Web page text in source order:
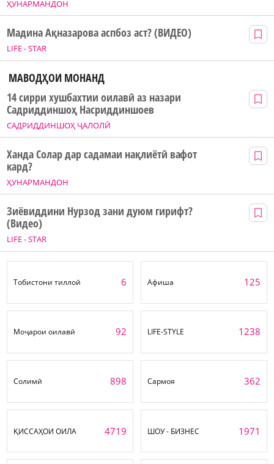
ҲУНАРМАНДОН
LIFE - STAR
Мадина Ақназарова аспбоз аст? (ВИДЕО)
МАВОДҲОИ МОНАНД
САДРИДДИНШОҲ ҶАЛОЛӢ
14 сирри хушбахтии оилавӣ аз назари
Садриддиншоҳ Насриддиншоев
ҲУНАРМАНДОН
Ханда Солар дар садамаи нақлиётӣ вафот
кард?
LIFE - STAR
Зиёвиддини Нурзод зани дуюм гирифт?
(Видео)
Тобистони тиллоӣ 6 Афиша 125
Моҷарои оилавӣ 92 LIFE-STYLE 1238
Солимӣ 898 Сармоя 362
ҚИССАҲОИ ОИЛА 4719 ШОУ - БИЗНЕС 1971